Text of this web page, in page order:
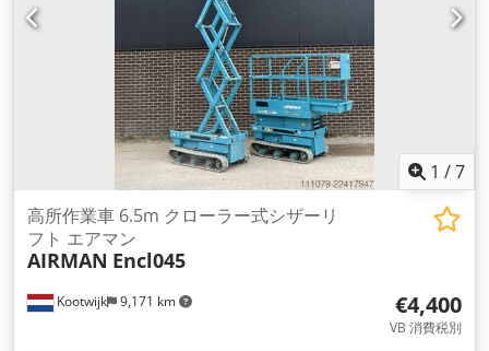
1 /7
Kootwijk 9,171 km
高所作業車 6.5m クローラー式シザーリ
フト エアマン
AIRMAN Encl045
€4,400
VB 消費税別